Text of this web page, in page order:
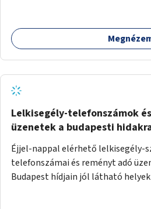
nyújthat.
Lelkisegély-telefonszámok
üzenetek a budapesti
Éjjel-nappal elérhető lelkisegély-
telefonszámai és reményt adó
Budapest hídjain jól látható